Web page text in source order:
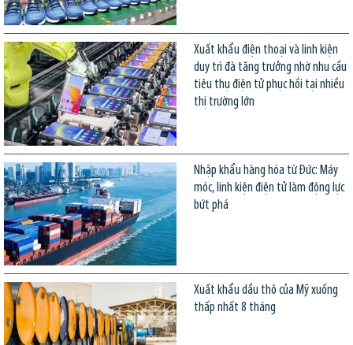
Xuất khẩu điện thoại và linh kiện
duy trì đà tăng trưởng nhờ nhu cầu
tiêu thụ điện tử phục hồi tại nhiều
thị trường lớn
Nhập khẩu hàng hóa từ Đức: Máy
móc, linh kiện điện tử làm động lực
bứt phá
Xuất khẩu dầu thô của Mỹ xuống
thấp nhất 8 tháng